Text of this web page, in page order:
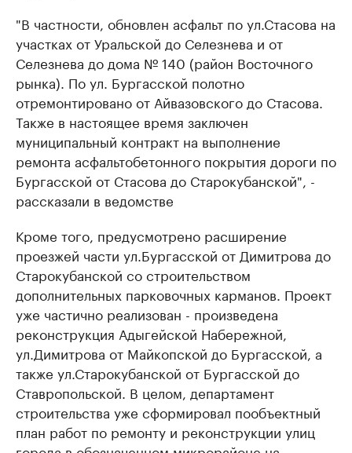
"В частности, обновлен асфальт по ул.Стасова на
участках от Уральской до Селезнева и от
Селезнева до дома № 140 (район Восточного
рынка). По ул. Бургасской полотно
отремонтировано от Айвазовского до Стасова.
Также в настоящее время заключен
муниципальный контракт на выполнение
ремонта асфальтобетонного покрытия дороги по
Бургасской от Стасова до Старокубанской", -
рассказали в ведомстве
Кроме того, предусмотрено расширение
проезжей части ул.Бургасской от Димитрова до
Старокубанской со строительством
дополнительных парковочных карманов. Проект
уже частично реализован - произведена
реконструкция Адыгейской Набережной,
ул.Димитрова от Майкопской до Бургасской, а
также ул.Старокубанской от Бургасской до
Ставропольской. В целом, департамент
строительства уже сформировал пообъектный
план работ по ремонту и реконструкции улиц